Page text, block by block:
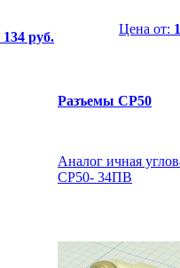
134 руб.
Цена от:
Разъемы СР50
Аналог ичная
СР50- 34ПВ